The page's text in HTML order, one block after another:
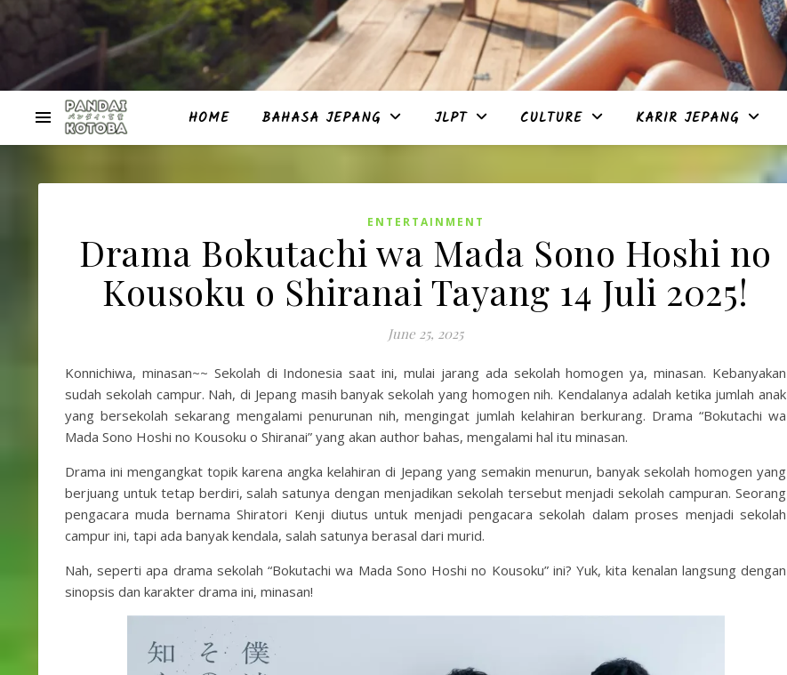
HOME BAHASA JEPANG JLPT CULTURE KARIR JEPANG
ENTERTAINMENT
Drama Bokutachi wa Mada Sono Hoshi no
Kousoku o Shiranai Tayang 14 Juli 2025!
June 25, 2025
Konnichiwa, minasan~~ Sekolah di Indonesia saat ini, mulai jarang ada sekolah homogen ya, minasan. Kebanyakan
sudah sekolah campur. Nah, di Jepang masih banyak sekolah yang homogen nih. Kendalanya adalah ketika jumlah anak
yang bersekolah sekarang mengalami penurunan nih, mengingat jumlah kelahiran berkurang. Drama “Bokutachi wa
Mada Sono Hoshi no Kousoku o Shiranai” yang akan author bahas, mengalami hal itu minasan.
Drama ini mengangkat topik karena angka kelahiran di Jepang yang semakin menurun, banyak sekolah homogen yang
berjuang untuk tetap berdiri, salah satunya dengan menjadikan sekolah tersebut menjadi sekolah campuran. Seorang
pengacara muda bernama Shiratori Kenji diutus untuk menjadi pengacara sekolah dalam proses menjadi sekolah
campur ini, tapi ada banyak kendala, salah satunya berasal dari murid.
Nah, seperti apa drama sekolah “Bokutachi wa Mada Sono Hoshi no Kousoku” ini? Yuk, kita kenalan langsung dengan
sinopsis dan karakter drama ini, minasan!